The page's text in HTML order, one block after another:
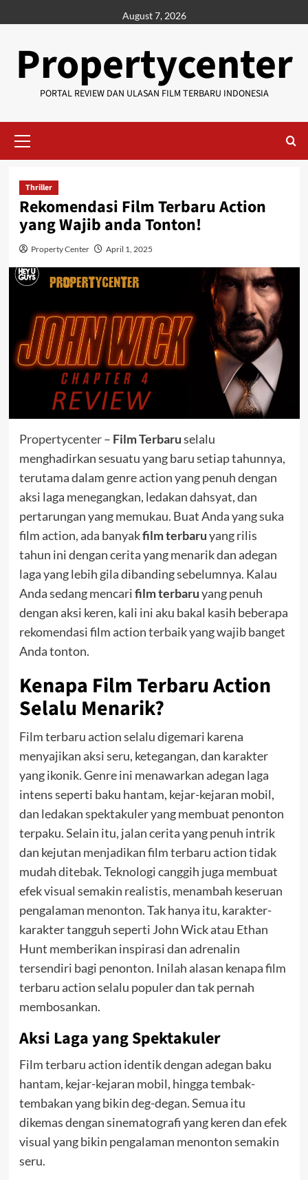
to
August 7, 2026
Propertycenter
PORTAL REVIEW DAN ULASAN FILM TERBARU INDONESIA
Menu
Thriller
Rekomendasi Film Terbaru Action
yang Wajib anda Tonton!
Property Center April 1, 2025
Propertycenter– Film Terbaruselalu
menghadirkan sesuatu yang baru setiap tahunnya,
terutama dalam genre action yang penuh dengan
aksi laga menegangkan, ledakan dahsyat, dan
pertarungan yang memukau. Buat Anda yang suka
film action, ada banyakfilm terbaruyang rilis
tahun ini dengan cerita yang menarik dan adegan
laga yang lebih gila dibanding sebelumnya. Kalau
Anda sedang mencarifilm terbaruyang penuh
dengan aksi keren, kali ini aku bakal kasih beberapa
rekomendasi film action terbaik yang wajib banget
Anda tonton.
Kenapa Film Terbaru Action
Selalu Menarik?
Film terbaru action selalu digemari karena
menyajikan aksi seru, ketegangan, dan karakter
yang ikonik. Genre ini menawarkan adegan laga
intens seperti baku hantam, kejar-kejaran mobil,
dan ledakan spektakuler yang membuat penonton
terpaku. Selain itu, jalan cerita yang penuh intrik
dan kejutan menjadikan film terbaru action tidak
mudah ditebak. Teknologi canggih juga membuat
efek visual semakin realistis, menambah keseruan
pengalaman menonton. Tak hanya itu, karakter-
karakter tangguh seperti John Wick atau Ethan
Hunt memberikan inspirasi dan adrenalin
tersendiri bagi penonton. Inilah alasan kenapa film
terbaru action selalu populer dan tak pernah
membosankan.
Aksi Laga yang Spektakuler
Film terbaru action identik dengan adegan baku
hantam, kejar-kejaran mobil, hingga tembak-
tembakan yang bikin deg-degan. Semua itu
dikemas dengan sinematografi yang keren dan efek
visual yang bikin pengalaman menonton semakin
seru.